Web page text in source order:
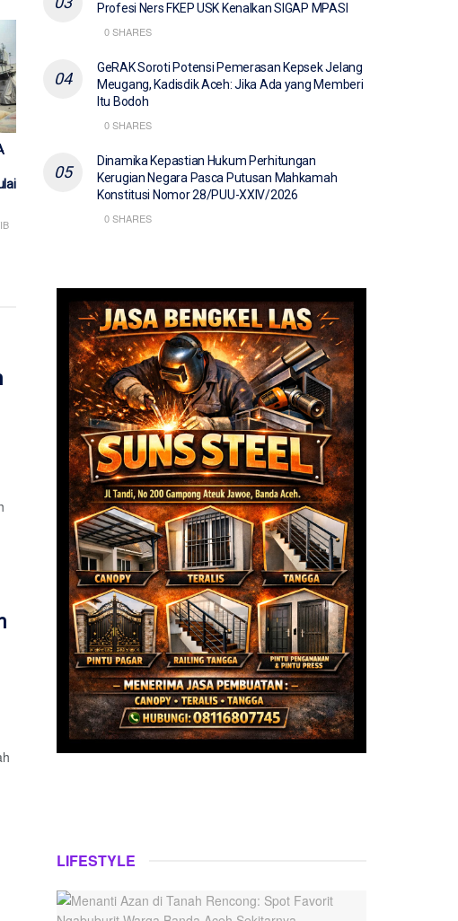
WIB
Program Pemberantasan
Buta Huruf Al-Qur’an
Manfaatkan WFH untuk
Jumat Berkah, Gerakan
Berbagi Didorong Jadi Aksi
Profesi Ners FKEP USK Kenalkan SIGAP MPASI
0 SHARES
GeRAK Soroti Potensi Pemerasan Kepsek Jelang
Meugang, Kadisdik Aceh: Jika Ada yang Memberi
Itu Bodoh
0 SHARES
Dinamika Kepastian Hukum Perhitungan
Kerugian Negara Pasca Putusan Mahkamah
Konstitusi Nomor 28/PUU-XXIV/2026
0 SHARES
LIFESTYLE